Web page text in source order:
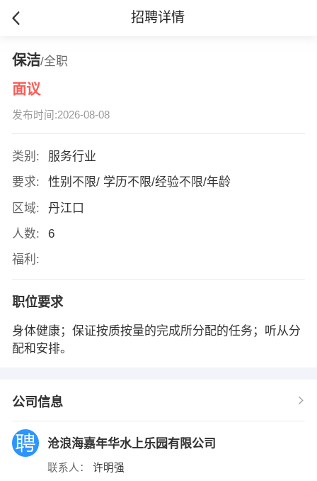
招聘详情
保洁/全职
面议
发布时间:2026-08-08
类别:
服务行业
要求:
性别不限/ 学历不限/经验不限/年龄
区域:
丹江口
人数:
6
福利:
职位要求
身体健康；保证按质按量的完成所分配的任务；听从分
配和安排。
公司信息
沧浪海嘉年华水上乐园有限公司
联系人： 许明强